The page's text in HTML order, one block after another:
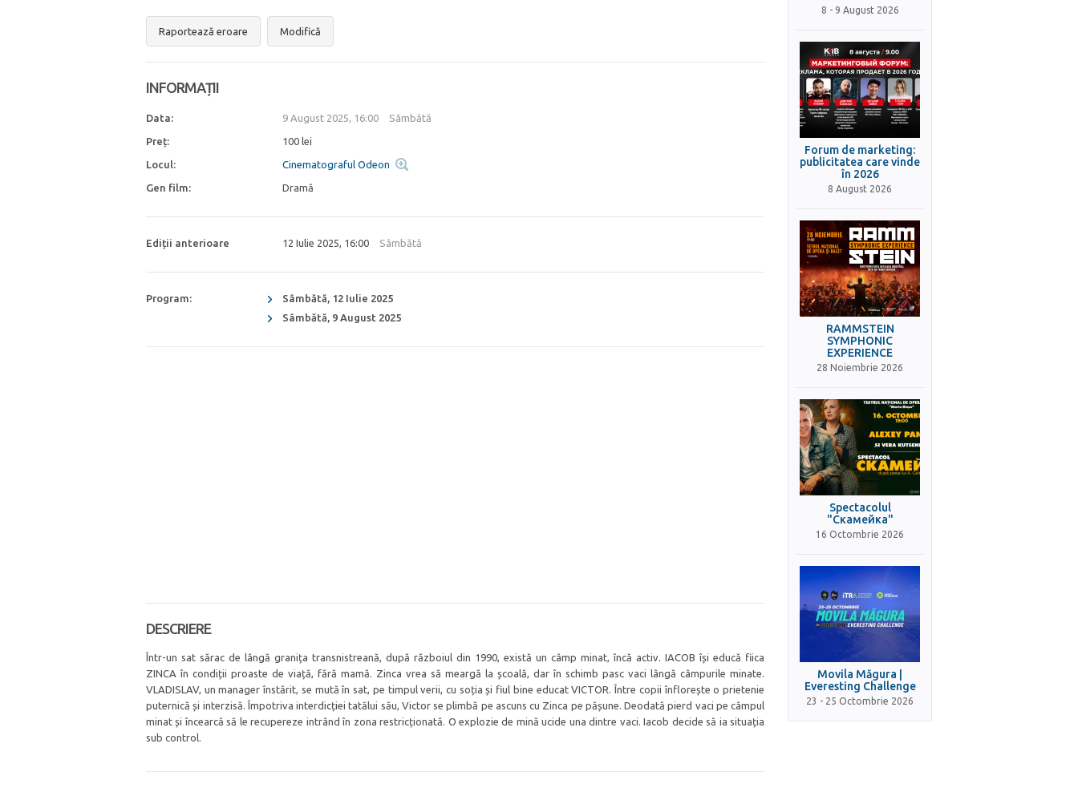
Raportează eroare Modifică
INFORMAȚII
Data: 9 August 2025, 16:00 Sâmbătă
Preț: 100 lei
Locul: Cinematograful Odeon
Gen film: Dramă
Ediții anterioare 12 Iulie 2025, 16:00 Sâmbătă
Program:
Sâmbătă, 12 Iulie 2025
Sâmbătă, 9 August 2025
DESCRIERE
Într-un sat sărac de lângă granița transnistreană, după războiul din 1990, există un câmp minat, încă activ. IACOB își educă fiica
ZINCA în condiții proaste de viață, fără mamă. Zinca vrea să meargă la școală, dar în schimb pasc vaci lângă câmpurile minate.
VLADISLAV, un manager înstărit, se mută în sat, pe timpul verii, cu soția și fiul bine educat VICTOR. Între copii înflorește o prietenie
puternică și interzisă. Împotriva interdicției tatălui său, Victor se plimbă pe ascuns cu Zinca pe pășune. Deodată pierd vaci pe câmpul
minat și încearcă să le recupereze intrând în zona restricționată. O explozie de mină ucide una dintre vaci. Iacob decide să ia situația
sub control.
8 - 9 August 2026
Forum de marketing:
publicitatea care vinde
în 2026
8 August 2026
RAMMSTEIN
SYMPHONIC
EXPERIENCE
28 Noiembrie 2026
Spectacolul
"Скамейка"
16 Octombrie 2026
Movila Măgura |
Everesting Challenge
23 - 25 Octombrie 2026